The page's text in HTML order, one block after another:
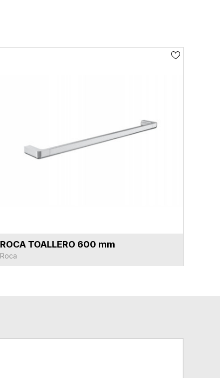
VER FICHA DEL PRODUCTO
ROCA TOALLERO 600 mm
Roca